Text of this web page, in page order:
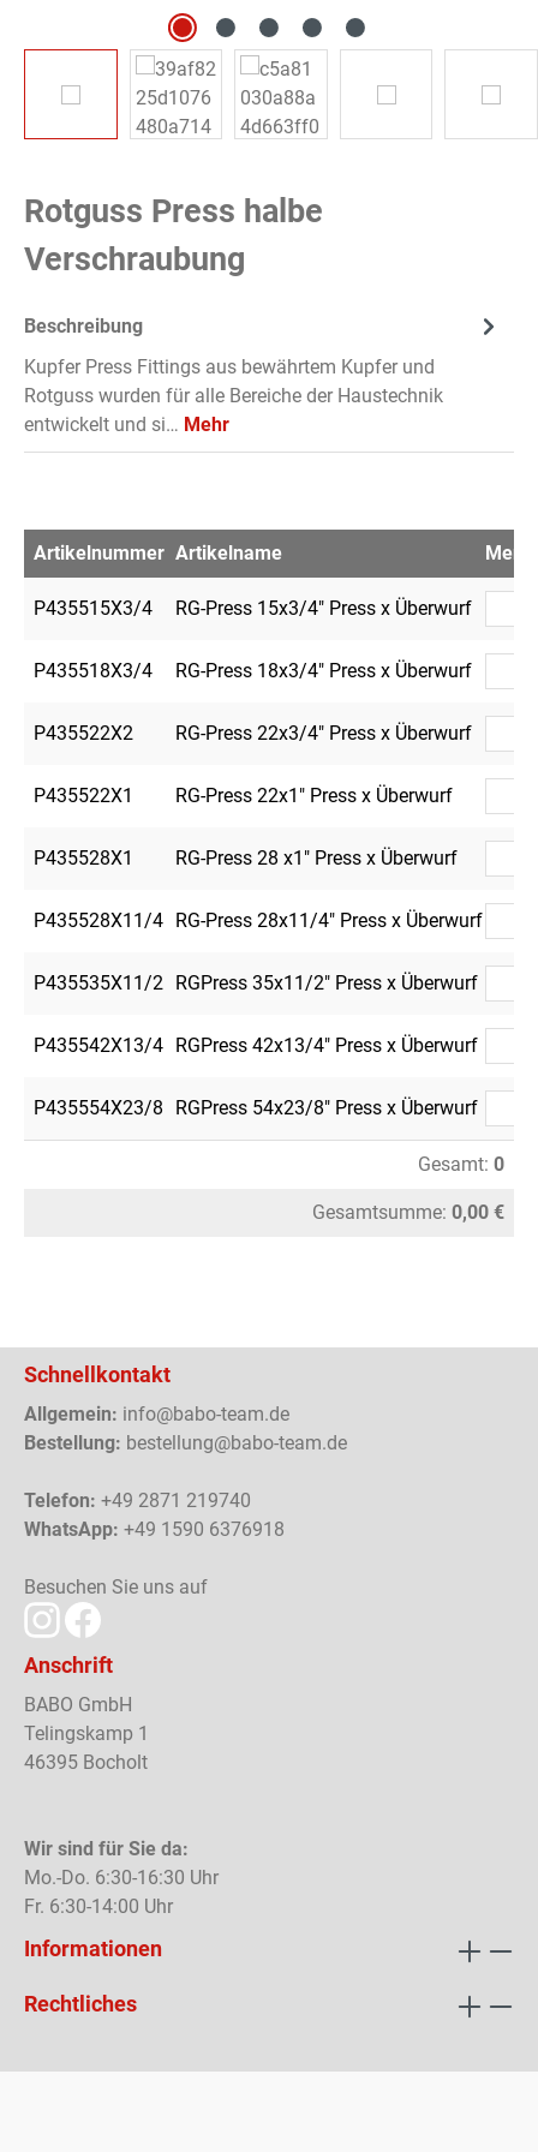
Rotguss Press halbe
Verschraubung
Beschreibung
Kupfer Press Fittings aus bewährtem Kupfer und
Rotguss wurden für alle Bereiche der Haustechnik
entwickelt und si… Mehr
Artikelnummer Artikelname
P435515X3/4 RG-Press 15x3/4" Press x Überwurf
P435518X3/4 RG-Press 18x3/4" Press x Überwurf
P435522X2 RG-Press 22x3/4" Press x Überwurf
P435522X1 RG-Press 22x1" Press x Überwurf
P435528X1 RG-Press 28 x1" Press x Überwurf
P435528X11/4 RG-Press 28x11/4" Press x Überwurf
P435535X11/2 RGPress 35x11/2" Press x Überwurf
P435542X13/4 RGPress 42x13/4" Press x Überwurf
P435554X23/8 RGPress 54x23/8" Press x Überwurf
Gesamt: 0
Gesamtsumme: 0,00 €
Schnellkontakt
Allgemein: info@babo-team.de
Bestellung: bestellung@babo-team.de
Telefon: +49 2871 219740
WhatsApp: +49 1590 6376918
Besuchen Sie uns auf
Anschrift
BABO GmbH
Telingskamp 1
46395 Bocholt
Wir sind für Sie da:
Mo.-Do. 6:30-16:30 Uhr
Fr. 6:30-14:00 Uhr
Informationen
Rechtliches